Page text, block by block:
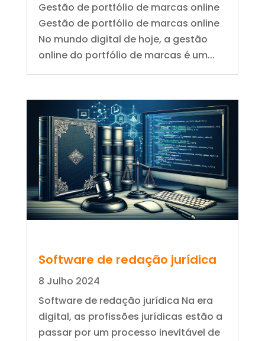
Gestão de portfólio de marcas online
Gestão de portfólio de marcas online
No mundo digital de hoje, a gestão
online do portfólio de marcas é um...
Software de redação jurídica
8 Julho 2024
Software de redação jurídica Na era
digital, as profissões jurídicas estão a
passar por um processo inevitável de